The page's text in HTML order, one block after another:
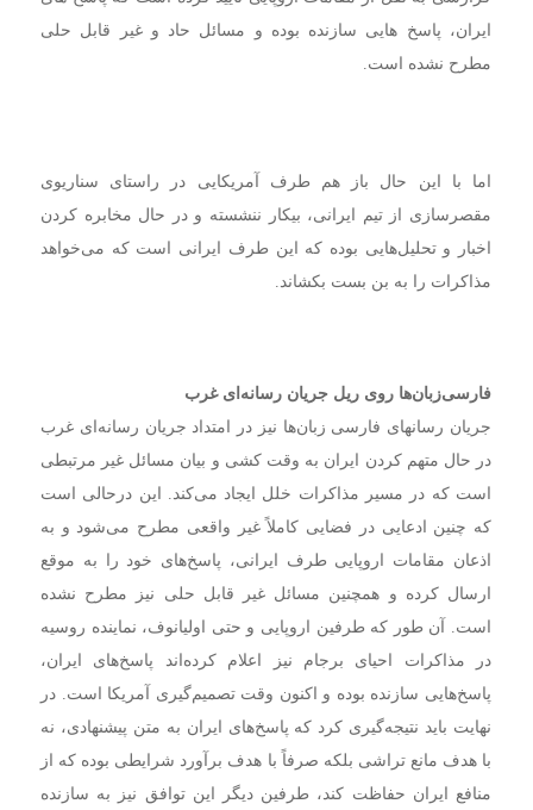
ایران، پاسخ هایی سازنده بوده و مسائل حاد و غیر قابل حلی
مطرح نشده است.
اما با این حال باز هم طرف آمریکایی در راستای سناریوی
مقصرسازی از تیم ایرانی، بیکار ننشسته و در حال مخابره کردن
اخبار و تحلیل‌هایی بوده که این طرف ایرانی است که می‌خواهد
مذاکرات را به بن بست بکشاند.
فارسی‌زبان‌ها روی ریل جریان رسانه‌ای غرب
جریان رسانه‎ای فارسی زبان‌ها نیز در امتداد جریان رسانه‌ای غرب
در حال متهم کردن ایران به وقت کشی و بیان مسائل غیر مرتبطی
است که در مسیر مذاکرات خلل ایجاد می‌کند. این درحالی است
که چنین ادعایی در فضایی کاملاً غیر واقعی مطرح می‌شود و به
اذعان مقامات اروپایی طرف ایرانی، پاسخ‌های خود را به موقع
ارسال کرده و همچنین مسائل غیر قابل حلی نیز مطرح نشده
است. آن طور که طرفین اروپایی و حتی اولیانوف، نماینده روسیه
در مذاکرات احیای برجام نیز اعلام کرده‌اند پاسخ‌های ایران،
پاسخ‌هایی سازنده بوده و اکنون وقت تصمیم‌گیری آمریکا است. در
نهایت باید نتیجه‌گیری کرد که پاسخ‌های ایران به متن پیشنهادی، نه
با هدف مانع تراشی بلکه صرفاً با هدف برآورد شرایطی بوده که از
منافع ایران حفاظت کند، طرفین دیگر این توافق نیز به سازنده